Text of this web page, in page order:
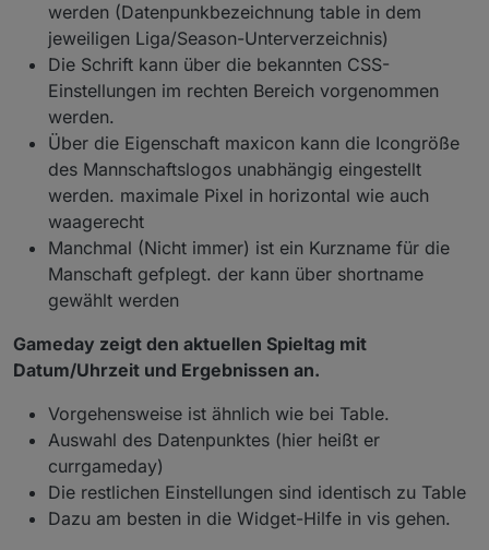
werden (Datenpunkbezeichnung table in dem
jeweiligen Liga/Season-Unterverzeichnis)
Die Schrift kann über die bekannten CSS-
Einstellungen im rechten Bereich vorgenommen
werden.
Über die Eigenschaft maxicon kann die Icongröße
des Mannschaftslogos unabhängig eingestellt
werden. maximale Pixel in horizontal wie auch
waagerecht
Manchmal (Nicht immer) ist ein Kurzname für die
Manschaft gefplegt. der kann über shortname
gewählt werden
Gameday zeigt den aktuellen Spieltag mit
Datum/Uhrzeit und Ergebnissen an.
Vorgehensweise ist ähnlich wie bei Table.
Auswahl des Datenpunktes (hier heißt er
currgameday)
Die restlichen Einstellungen sind identisch zu Table
Dazu am besten in die Widget-Hilfe in vis gehen.